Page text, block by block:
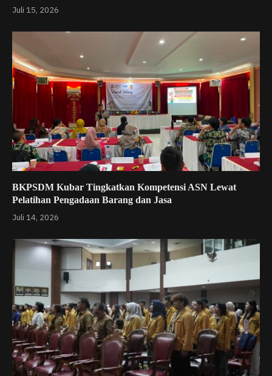
Juli 15, 2026
BKPSDM Kubar Tingkatkan Kompetensi ASN Lewat
Pelatihan Pengadaan Barang dan Jasa
Juli 14, 2026